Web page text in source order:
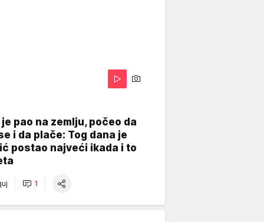
pao na zemlju, počeo da
i da plače: Tog dana je
postao najveći ikada i to
1